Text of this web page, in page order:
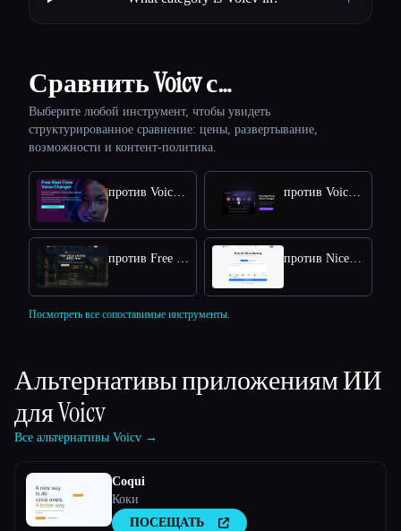
Сравнить Voicv с…
Выберите любой инструмент, чтобы увидеть
структурированное сравнение: цены, развертывание,
возможности и контент-политика.
против Voicemod против Voice AI
против Free Voice Cloning против NiceVoice
Посмотреть все сопоставимые инструменты.
Альтернативы приложениям ИИ
дляVoicv
Все альтернативы Voicv →
Coqui
Коки
ПОСЕЩАТЬ